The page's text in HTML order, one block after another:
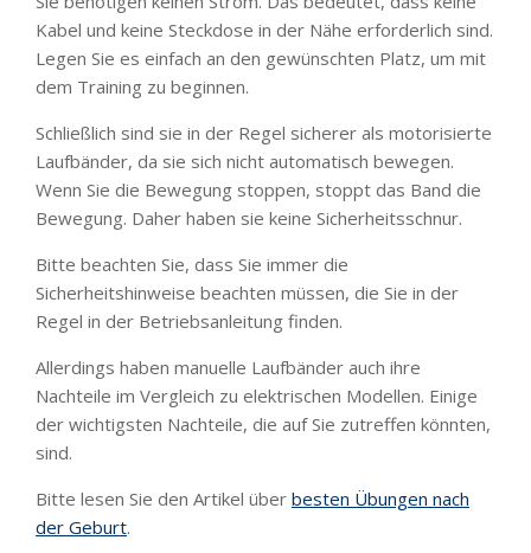
Kabel und keine Steckdose in der Nähe erforderlich sind.
Legen Sie es einfach an den gewünschten Platz, um mit
dem Training zu beginnen.
Schließlich sind sie in der Regel sicherer als motorisierte
Laufbänder, da sie sich nicht automatisch bewegen.
Wenn Sie die Bewegung stoppen, stoppt das Band die
Bewegung. Daher haben sie keine Sicherheitsschnur.
Bitte beachten Sie, dass Sie immer die
Sicherheitshinweise beachten müssen, die Sie in der
Regel in der Betriebsanleitung finden.
Allerdings haben manuelle Laufbänder auch ihre
Nachteile im Vergleich zu elektrischen Modellen. Einige
der wichtigsten Nachteile, die auf Sie zutreffen könnten,
sind.
Bitte lesen Sie den Artikel über besten Übungen nach
der Geburt.